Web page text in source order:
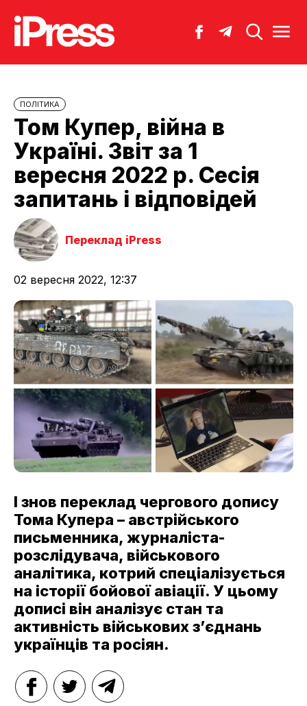
ПОЛІТИКА
Том Купер, війна в
Україні. Звіт за 1
вересня 2022 р. Сесія
запитань і відповідей
Переклад iPress
02 вересня 2022, 12:37
І знов переклад чергового допису
Тома Купера – австрійського
письменника, журналіста-
розслідувача, військового
аналітика, котрий спеціалізується
на історії бойової авіації. У цьому
дописі він аналізує стан та
активність військових з’єднань
українців та росіян.